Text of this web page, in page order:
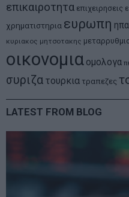
επικαιροτητα επιχειρησεις
χρηματιστηρια ευρωπη ηπα
κυριακος μητσοτακης
οικονομια ομολογα
συριζα τουρκια τραπεζες
LATEST FROM BLOG